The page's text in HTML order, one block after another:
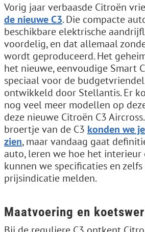
Vorig jaar verbaasde Citroën
de nieuwe C3. Die compacte
beschikbare elektrische
voordelig, en dat allemaal
wordt geproduceerd. Het
het nieuwe, eenvoudige Smart
speciaal voor de
ontwikkeld door Stellantis. Er
nog veel meer modellen op
deze nieuwe Citroën C3
broertje van de C3 konden we
zien, maar vandaag gaat
auto, leren we hoe het interieur
kunnen we specificaties en
prijsindicatie melden.
Maatvoering en